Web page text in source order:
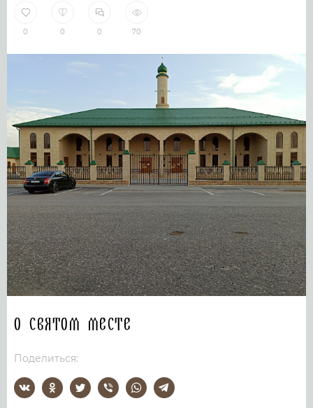
0 0 0 70
О святом месте
Поделиться: